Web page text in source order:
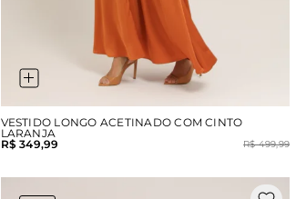
VESTIDO LONGO ACETINADO COM CINTO
LARANJA
R$ 349,99
R$ 499,99